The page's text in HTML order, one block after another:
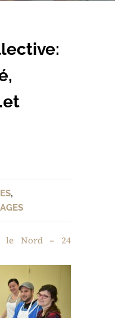
,
le Nord – 24